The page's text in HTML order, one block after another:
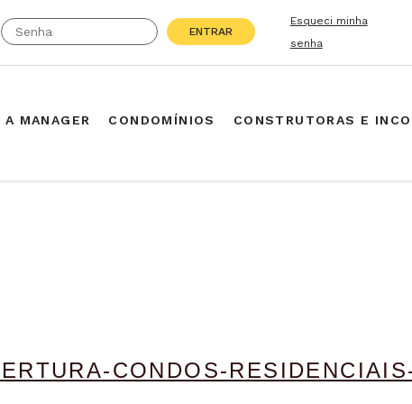
ENTRAR
Esqueci minha
senha
A MANAGER CONDOMÍNIOS CONSTRUTORAS E
CONDOS-